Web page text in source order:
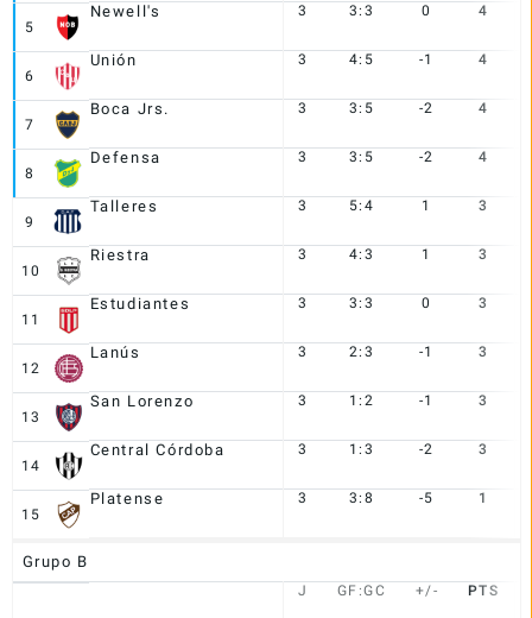
5
Newell's 3 3:3 0 4
6
Unión 3 4:5 -1 4
7
Boca Jrs. 3 3:5 -2 4
8
Defensa 3 3:5 -2 4
9
Talleres 3 5:4 1 3
10
Riestra 3 4:3 1 3
11
Estudiantes 3 3:3 0 3
12
Lanús 3 2:3 -1 3
13
San Lorenzo 3 1:2 -1 3
14
Central Córdoba 3 1:3 -2 3
15
Platense 3 3:8 -5 1
Grupo B
J GF:GC +/- PTS